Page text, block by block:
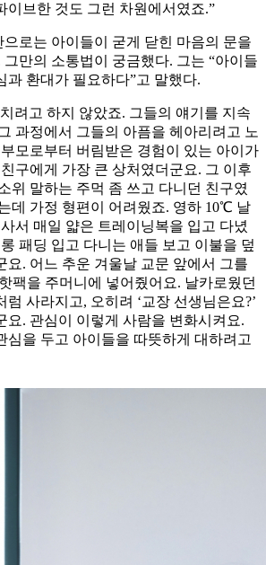
이브한 것도 그런 차원에서였죠.”
로는 아이들이 굳게 닫힌 마음의 문을
만의 소통법이 궁금했다. 그는 “아이들
과 환대가 필요하다”고 말했다.
려고 하지 않았죠. 그들의 얘기를 지속
과정에서 그들의 아픔을 헤아리려고 노
모로부터 버림받은 경험이 있는 아이가
구에게 가장 큰 상처였더군요. 그 이후
위 말하는 주먹 좀 쓰고 다니던 친구였
데 가정 형편이 어려웠죠. 영하 10℃ 날
서 매일 얇은 트레이닝복을 입고 다녔
패딩 입고 다니는 애들 보고 이불을 덮
요. 어느 추운 겨울날 교문 앞에서 그를
팩을 주머니에 넣어줬어요. 날카로웠던
사라지고, 오히려 ‘교장 선생님은요?’
요. 관심이 이렇게 사람을 변화시켜요.
심을 두고 아이들을 따뜻하게 대하려고